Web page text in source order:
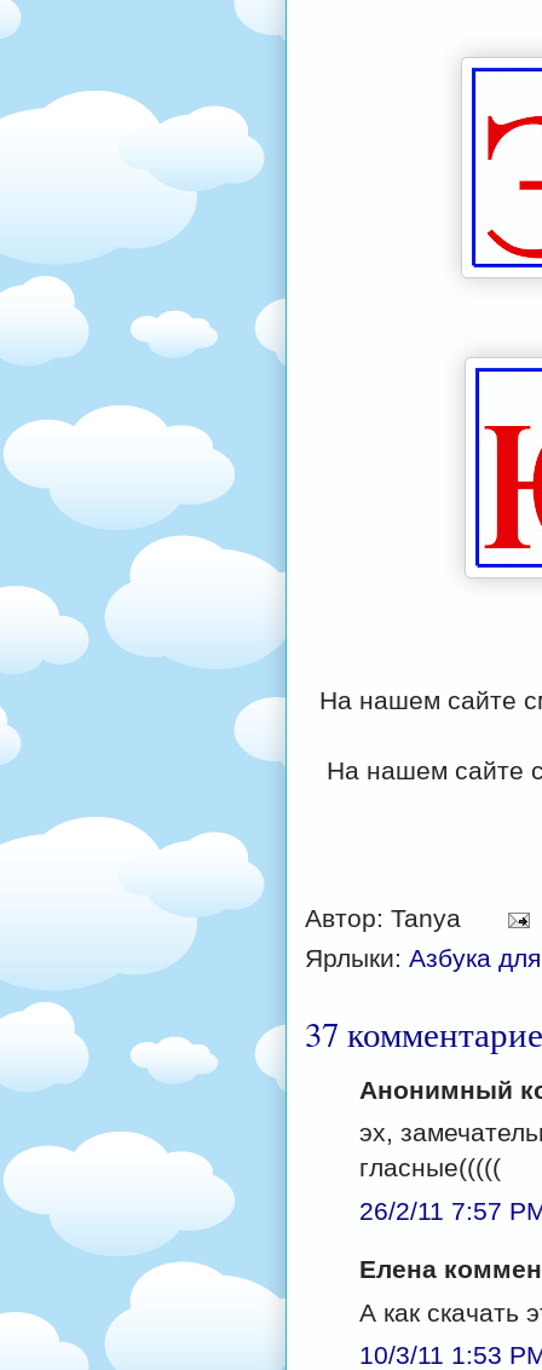
На нашем сайте
На нашем сайте
Автор: Tanya
Ярлыки: Азбука
37
Анонимный
эх,
гласные(((((
26/2/11 7:57
Елена
А как скачать
10/3/11 1:53